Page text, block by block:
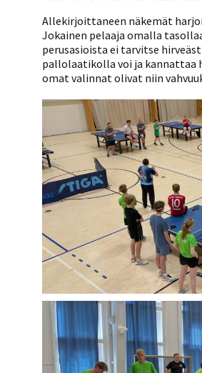
Allekirjoittaneen näkemät
Jokainen pelaaja omalla
perusasioista ei tarvitse
pallolaatikolla voi ja kannattaa
omat valinnat olivat niin